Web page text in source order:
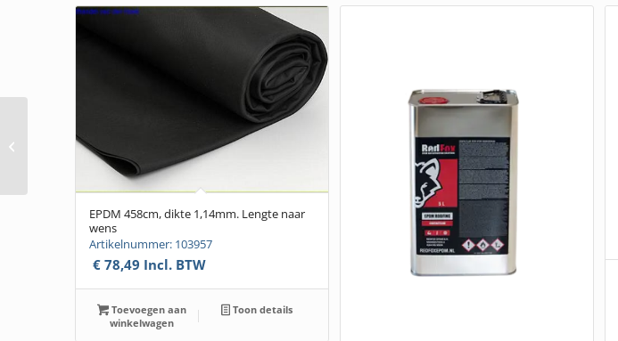
EPDM 458cm, dikte 1,14mm. Lengte naar
wens
Artikelnummer: 103957
€78,49 Incl. BTW
Toevoegen aan
winkelwagen
Toon details
aluminium zwart
60x64mm 250cm